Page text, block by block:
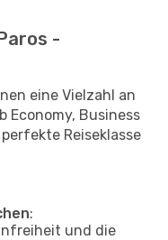
-
eine Vielzahl an
Economy, Business
Reiseklasse
:
und die